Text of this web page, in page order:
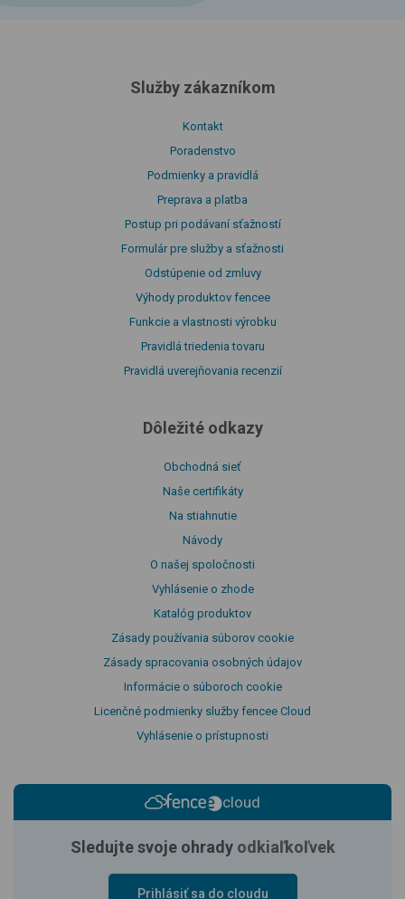
Služby zákazníkom
Kontakt
Poradenstvo
Podmienky a pravidlá
Preprava a platba
Postup pri podávaní sťažností
Formulár pre služby a sťažnosti
Odstúpenie od zmluvy
Výhody produktov fencee
Funkcie a vlastnosti výrobku
Pravidlá triedenia tovaru
Pravidlá uverejňovania recenzií
Dôležité odkazy
Obchodná sieť
Naše certifikáty
Na stiahnutie
Návody
O našej spoločnosti
Vyhlásenie o zhode
Katalóg produktov
Zásady používania súborov cookie
Zásady spracovania osobných údajov
Informácie o súboroch cookie
Licenčné podmienky služby fencee Cloud
Vyhlásenie o prístupnosti
cloud
Sledujte svoje ohrady odkiaľkoľvek
Prihlásiť sa do cloudu